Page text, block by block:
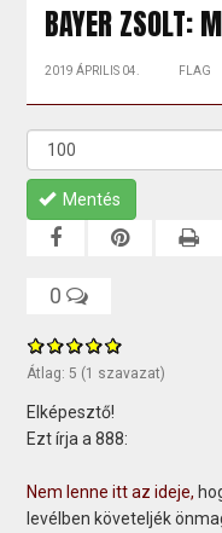
BAYER ZSOLT:
2019 ÁPRILIS 04. FLAG
Mentés
0
Átlag: 5 (1 szavazat)
Elképesztő!
Ezt írja a 888:
Nem lenne itt az ideje,
levélben követeljék